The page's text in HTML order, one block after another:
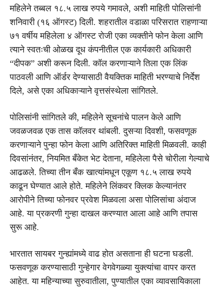
महिलेने तब्बल १८.५ लाख रुपये गमावले, अशी माहिती पोलिसांनी
शनिवारी (१६ ऑगस्ट) दिली.शहरातील वडाळा परिसरात राहणाऱ्या
७१ वर्षीय महिलेला ४ ऑगस्ट रोजी एका व्यक्तीने फोन केला आणि
त्यानेस्वतःची ओळख दूध कंपनीतील एक कार्यकारी अधिकारी
“दीपक” अशी करून दिली. कॉल करणाऱ्याने तिला एक लिंक
पाठवली आणि ऑर्डर देण्यासाठी वैयक्तिक माहिती भरण्याचे निर्देश
दिले, असे एका अधिकाऱ्याने वृत्तसंस्थेला सांगितले.
पोलिसांनी सांगितले की, महिलेने सूचनांचे पालन केले आणि
जवळजवळ एक तास कॉलवर थांबली. दुसऱ्या दिवशी, फसवणूक
करणाऱ्याने पुन्हा फोन केला आणि अतिरिक्त माहिती मिळवली.काही
दिवसांनंतर, नियमित बँकेत भेट देताना, महिलेला पैसे चोरीला गेल्याचे
आढळले. तिच्या तीन बँक खात्यांमधून एकूण १८.५ लाख रुपये
काढून घेण्यात आले होते. महिलेने लिंकवर क्लिक केल्यानंतर
आरोपीने तिच्या फोनवर प्रवेश मिळवला असा पोलिसांचा अंदाज
आहे. या प्रकरणी गुन्हा दाखल करण्यात आला आहे आणि तपास
सुरू आहे.
भारतात सायबर गुन्ह्यांमध्ये वाढ होत असताना ही घटना घडली.
फसवणूक करण्यासाठी गुन्हेगार वेगवेगळ्या युक्त्यांचा वापर करत
आहेत.या महिन्याच्या सुरुवातीला, पुण्यातील एका व्यावसायिकाला